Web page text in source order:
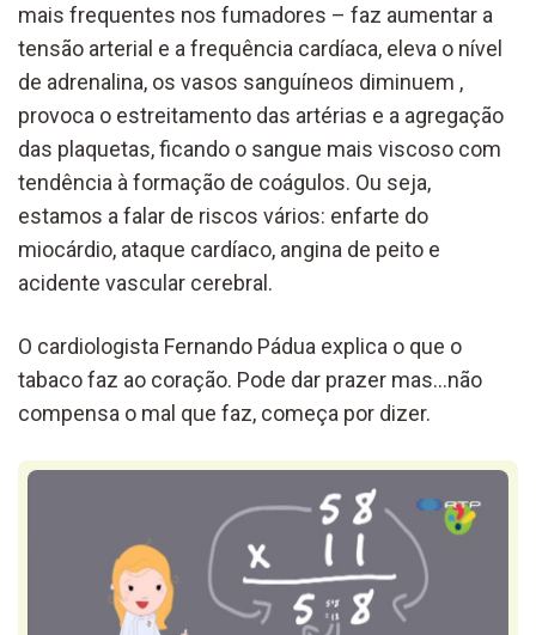
mais frequentes nos fumadores – faz aumentar a
tensão arterial e a frequência cardíaca, eleva o nível
de adrenalina, os vasos sanguíneos diminuem ,
provoca o estreitamento das artérias e a agregação
das plaquetas, ficando o sangue mais viscoso com
tendência à formação de coágulos. Ou seja,
estamos a falar de riscos vários: enfarte do
miocárdio, ataque cardíaco, angina de peito e
acidente vascular cerebral.
O cardiologista Fernando Pádua explica o que o
tabaco faz ao coração. Pode dar prazer mas…não
compensa o mal que faz, começa por dizer.